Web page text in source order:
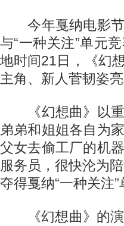
今年戛纳电影节
与“一种关注”单元
地时间21日，《幻
主角、新人菅韧姿亮
《幻想曲》以重
弟弟和姐姐各自为
父女去偷工厂的机
服务员，很快沦为
夺得戛纳“一种关注”
《幻想曲》的演